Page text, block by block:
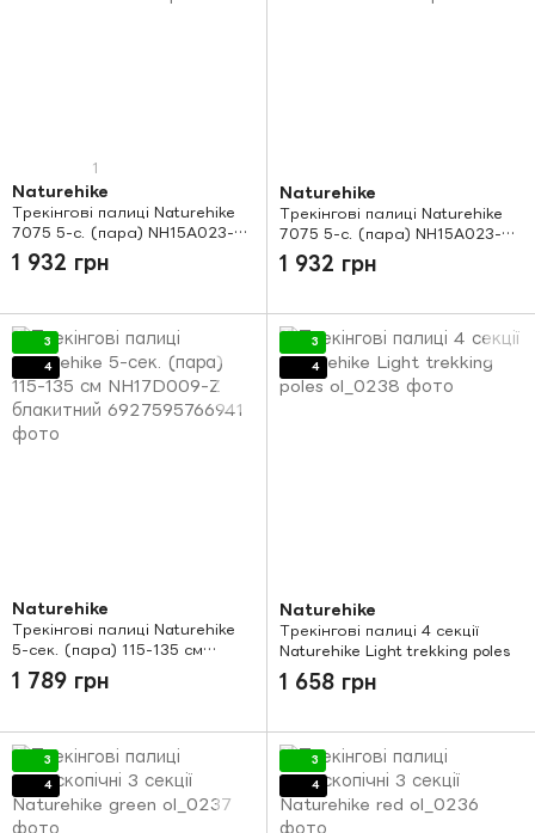
1
Naturehike
Трекінгові палиці Naturehike
7075 5-с. (пара) NH15A023-Z
green
1 932 грн
Naturehike
Трекінгові палиці Naturehike
7075 5-с. (пара) NH15A023-Z
blue
1 932 грн
3
4
Naturehike
Трекінгові палиці Naturehike
5-сек. (пара) 115-135 см
NH17D009-Z блакитний
1 789 грн
3
4
Naturehike
Трекінгові палиці 4 секції
Naturehike Light trekking poles
1 658 грн
3
4
3
4